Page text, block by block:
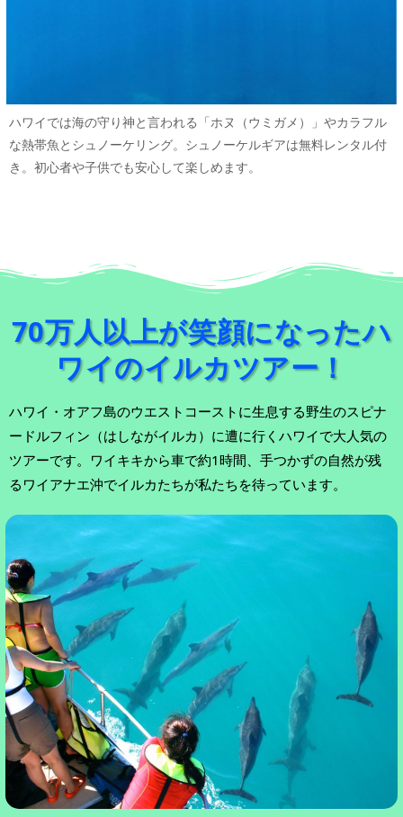
ハワイでは海の守り神と言われる「ホヌ（ウミガメ）」やカラフル
な熱帯魚とシュノーケリング。シュノーケルギアは無料レンタル付
き。初心者や子供でも安心して楽しめます。
70万人以上が笑顔になったハ
ワイのイルカツアー！
ハワイ・オアフ島のウエストコーストに生息する野生のスピナ
ードルフィン（はしながイルカ）に遭に行くハワイで大人気の
ツアーです。ワイキキから車で約1時間、手つかずの自然が残
るワイアナエ沖でイルカたちが私たちを待っています。